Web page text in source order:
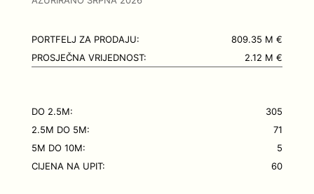
PORTFELJ ZA PRODAJU:
809.35 M €
PROSJEČNA VRIJEDNOST:
2.12 M €
DO 2.5M:
305
2.5M DO 5M:
71
5M DO 10M:
5
CIJENA NA UPIT:
60